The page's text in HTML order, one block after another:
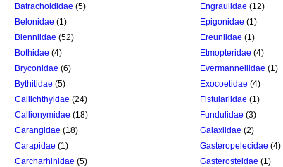
Batrachoididae (5) Engraulidae (12)
Belonidae (1) Epigonidae (1)
Blenniidae (52) Ereuniidae (1)
Bothidae (4) Etmopteridae (4)
Bryconidae (6) Evermannellidae (1)
Bythitidae (5) Exocoetidae (4)
Callichthyidae (24) Fistulariidae (1)
Callionymidae (18) Fundulidae (3)
Carangidae (18) Galaxiidae (2)
Carapidae (1) Gasteropelecidae (4)
Carcharhinidae (5) Gasterosteidae (1)